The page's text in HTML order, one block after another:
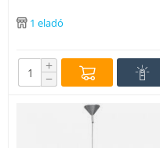
1 eladó
+
−